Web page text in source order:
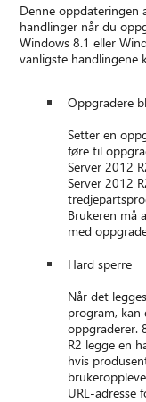
Denne oppdateringen
handlinger når du
Windows 8.1 eller
vanligste handlingene
Oppgradere
Setter en
føre til
Server 2012
Server 2012
Brukeren må
med
Hard sperre
Når det
program,
oppgraderer.
R2 legge en
hvis
URL-adresse